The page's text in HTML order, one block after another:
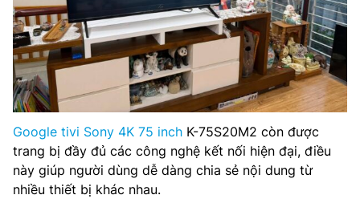
Google tivi Sony 4K 75 inch K-75S20M2 còn được
trang bị đầy đủ các công nghệ kết nối hiện đại, điều
này giúp người dùng dễ dàng chia sẻ nội dung từ
nhiều thiết bị khác nhau.